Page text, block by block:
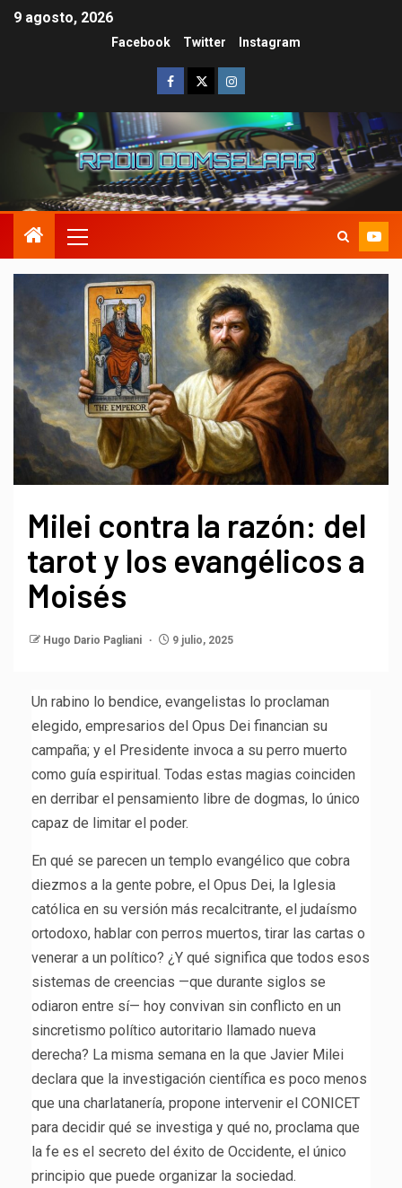
9 agosto, 2026
Facebook Twitter Instagram
Milei contra la razón: del
tarot y los evangélicos a
Moisés
Hugo Dario Pagliani 9 julio, 2025
Un rabino lo bendice, evangelistas lo proclaman
elegido, empresarios del Opus Dei financian su
campaña; y el Presidente invoca a su perro muerto
como guía espiritual. Todas estas magias coinciden
en derribar el pensamiento libre de dogmas, lo único
capaz de limitar el poder.
En qué se parecen un templo evangélico que cobra
diezmos a la gente pobre, el Opus Dei, la Iglesia
católica en su versión más recalcitrante, el judaísmo
ortodoxo, hablar con perros muertos, tirar las cartas o
venerar a un político? ¿Y qué significa que todos esos
sistemas de creencias —que durante siglos se
odiaron entre sí— hoy convivan sin conflicto en un
sincretismo político autoritario llamado nueva
derecha? La misma semana en la que Javier Milei
declara que la investigación científica es poco menos
que una charlatanería, propone intervenir el CONICET
para decidir qué se investiga y qué no, proclama que
la fe es el secreto del éxito de Occidente, el único
principio que puede organizar la sociedad.